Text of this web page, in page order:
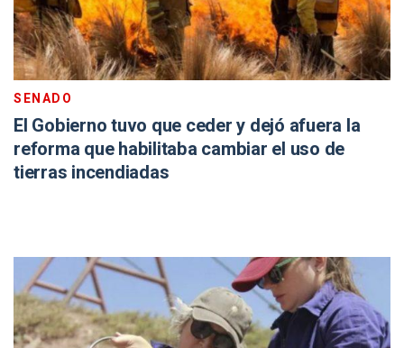
SENADO
El Gobierno tuvo que ceder y dejó afuera la
reforma que habilitaba cambiar el uso de
tierras incendiadas